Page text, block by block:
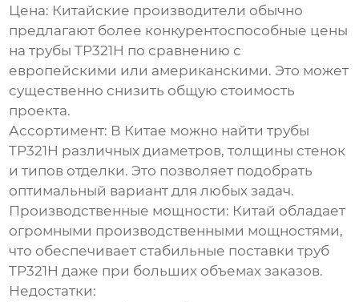
Цена: Китайские производители обычно
предлагают более конкурентоспособные цены
натрубы TP321H по сравнению с
европейскими или американскими. Это может
существенно снизить общую стоимость
проекта.
Ассортимент: В Китае можно найтитрубы
TP321H различных диаметров, толщины стенок
и типов отделки. Это позволяет подобрать
оптимальный вариант для любых задач.
Производственные мощности: Китай обладает
огромными производственными мощностями,
что обеспечивает стабильные поставкитруб
TP321H даже при больших объемах заказов.
Недостатки: